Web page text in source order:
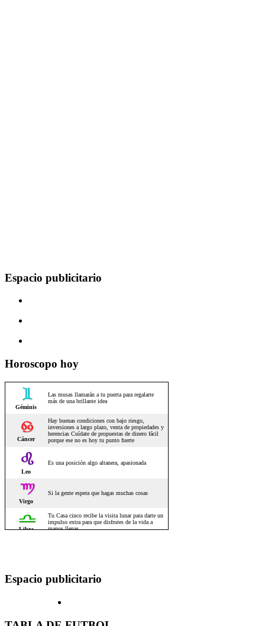
Espacio publicitario
Horoscopo hoy
Espacio publicitario